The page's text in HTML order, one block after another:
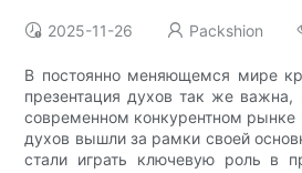
2025-11-26 Packshion
В постоянно меняющемся мире
презентация духов так же
современном конкурентном рынке
духов вышли за рамки своей
стали играть ключевую роль в